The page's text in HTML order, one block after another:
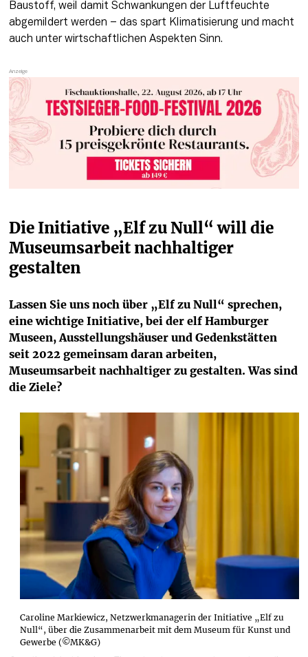
Baustoff, weil damit Schwankungen der Luftfeuchte
abgemildert werden – das spart Klimatisierung und macht
auch unter wirtschaftlichen Aspekten Sinn.
Die Initiative „Elf zu Null“ will die
Museumsarbeit nachhaltiger
gestalten
Lassen Sie uns noch über „Elf zu Null“ sprechen,
eine wichtige Initiative, bei der elf Hamburger
Museen, Ausstellungshäuser und Gedenkstätten
seit 2022 gemeinsam daran arbeiten,
Museumsarbeit nachhaltiger zu gestalten. Was sind
die Ziele?
Caroline Markiewicz, Netzwerkmanagerin der Initiative „Elf zu
Null“, über die Zusammenarbeit mit dem Museum für Kunst und
Gewerbe (©MK&G)